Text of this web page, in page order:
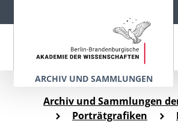
ARCHIV UND SAMMLUNGEN
Archiv und Sammlungen
Porträtgrafiken